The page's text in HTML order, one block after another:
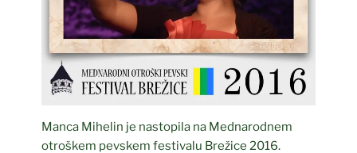
Manca Mihelin je nastopila na Mednarodnem
otroškem pevskem festivalu Brežice 2016.